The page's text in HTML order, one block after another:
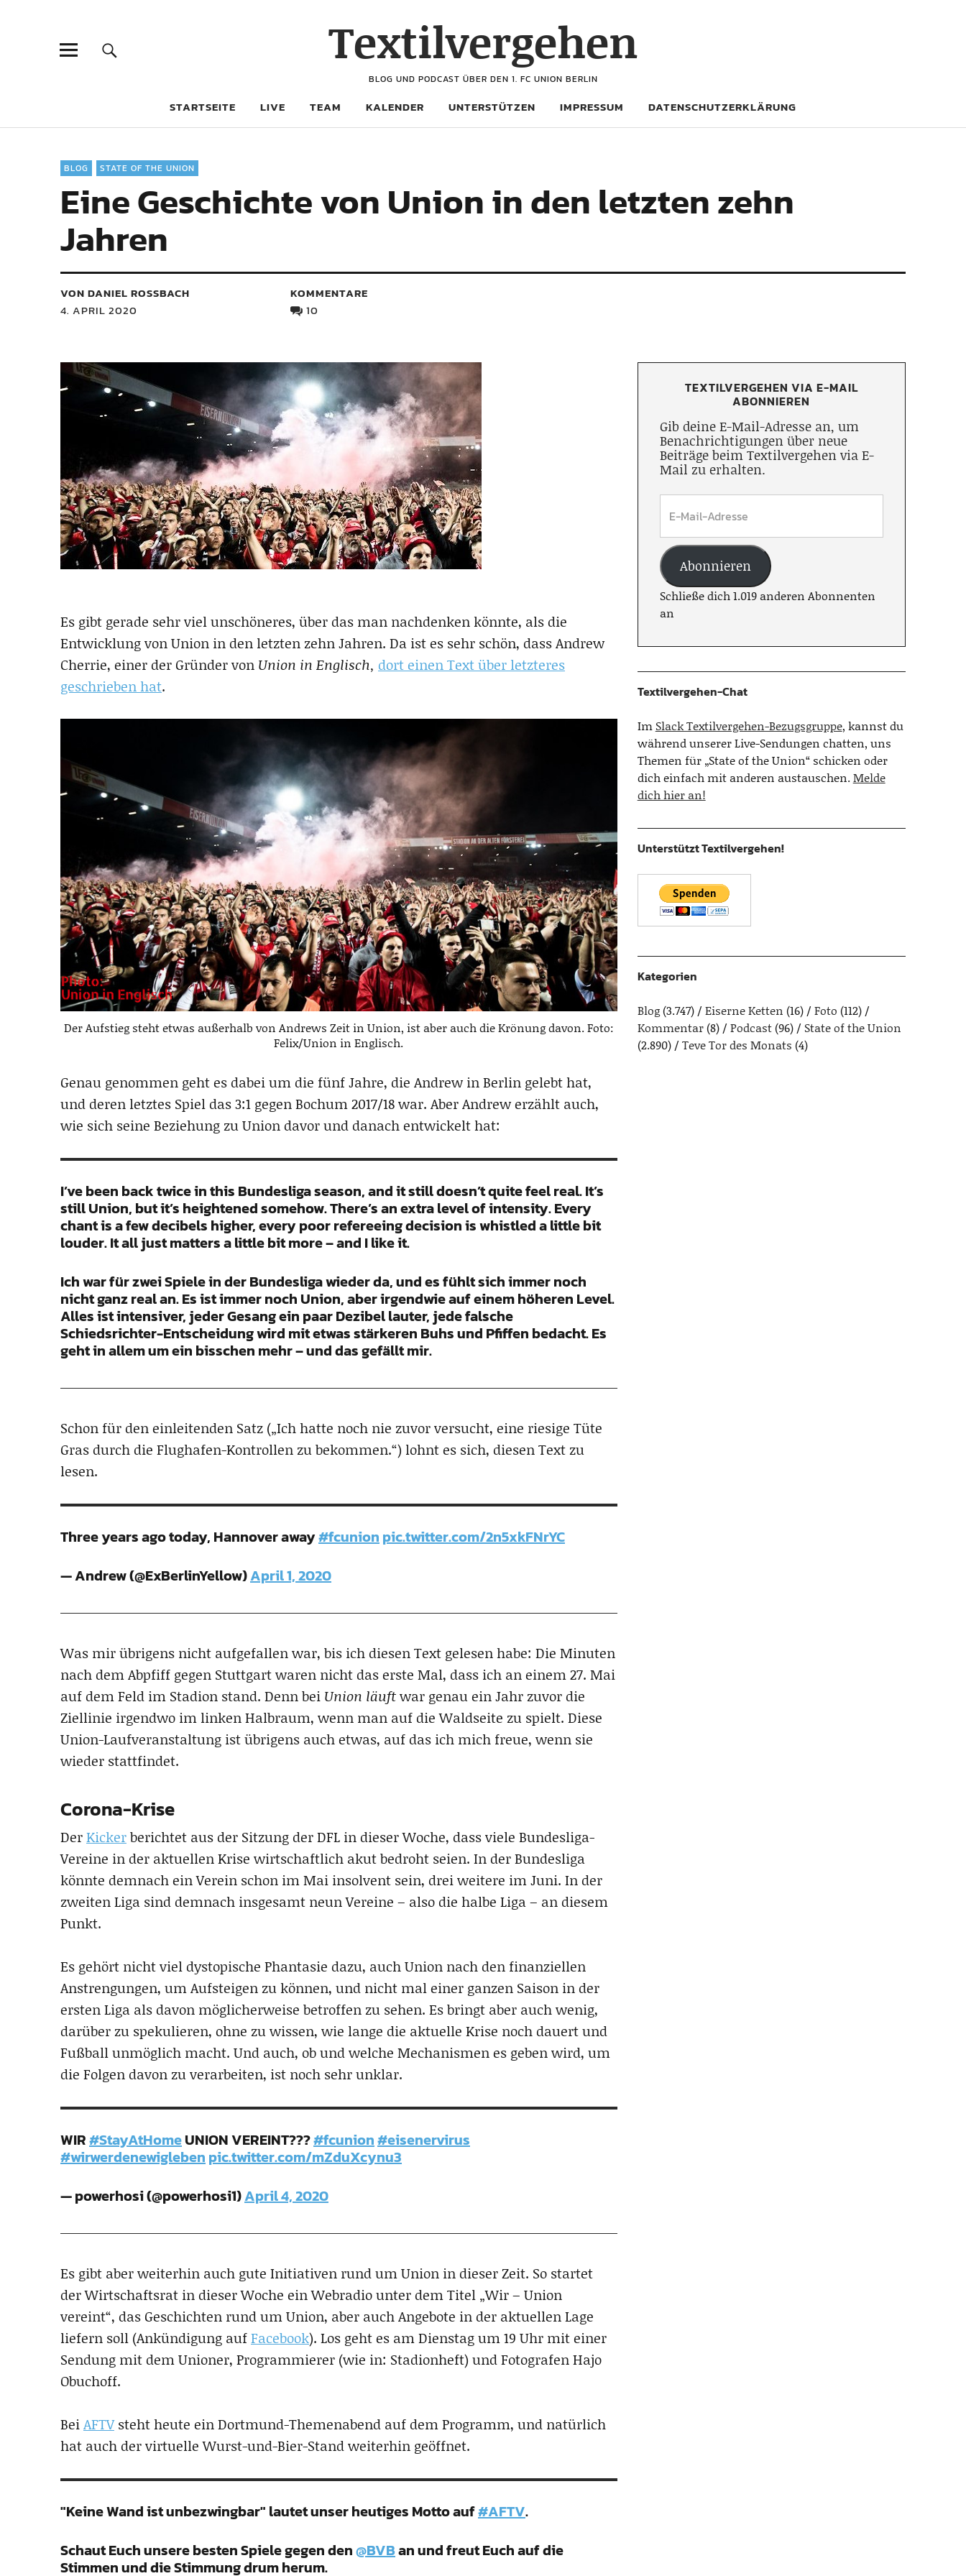
Textilvergehen
BLOG UND PODCAST ÜBER DEN 1. FC UNION BERLIN
STARTSEITE LIVE TEAM KALENDER UNTERSTÜTZEN IMPRESSUM DATENSCHUTZERKLÄRUNG
BLOG STATE OF THE UNION
Eine Geschichte von Union in den letzten zehn
Jahren
VON DANIEL ROSSBACH
4. APRIL 2020
KOMMENTARE
10
Es gibt gerade sehr viel unschöneres, über das man nachdenken könnte, als die
Entwicklung von Union in den letzten zehn Jahren. Da ist es sehr schön, dass Andrew
Cherrie, einer der Gründer von Union in Englisch, dort einen Text über letzteres
geschrieben hat.
Der Aufstieg steht etwas außerhalb von Andrews Zeit in Union, ist aber auch die Krönung davon. Foto:
Felix/Union in Englisch.
Genau genommen geht es dabei um die fünf Jahre, die Andrew in Berlin gelebt hat,
und deren letztes Spiel das 3:1 gegen Bochum 2017/18 war. Aber Andrew erzählt auch,
wie sich seine Beziehung zu Union davor und danach entwickelt hat:
I’ve been back twice in this Bundesliga season, and it still doesn’t quite feel real. It’s
still Union, but it’s heightened somehow. There’s an extra level of intensity. Every
chant is a few decibels higher, every poor refereeing decision is whistled a little bit
louder. It all just matters a little bit more – and I like it.
Ich war für zwei Spiele in der Bundesliga wieder da, und es fühlt sich immer noch
nicht ganz real an. Es ist immer noch Union, aber irgendwie auf einem höheren Level.
Alles ist intensiver, jeder Gesang ein paar Dezibel lauter, jede falsche
Schiedsrichter-Entscheidung wird mit etwas stärkeren Buhs und Pfiffen bedacht. Es
geht in allem um ein bisschen mehr – und das gefällt mir.
Schon für den einleitenden Satz („Ich hatte noch nie zuvor versucht, eine riesige Tüte
Gras durch die Flughafen-Kontrollen zu bekommen.“) lohnt es sich, diesen Text zu
lesen.
Three years ago today, Hannover away#fcunion pic.twitter.com/2n5xkFNrYC
— Andrew (@ExBerlinYellow)April 1, 2020
Was mir übrigens nicht aufgefallen war, bis ich diesen Text gelesen habe: Die Minuten
nach dem Abpfiff gegen Stuttgart waren nicht das erste Mal, dass ich an einem 27. Mai
auf dem Feld im Stadion stand. Denn bei Union läuftwar genau ein Jahr zuvor die
Ziellinie irgendwo im linken Halbraum, wenn man auf die Waldseite zu spielt. Diese
Union-Laufveranstaltung ist übrigens auch etwas, auf das ich mich freue, wenn sie
wieder stattfindet.
Corona-Krise
DerKickerberichtet aus der Sitzung der DFL in dieser Woche, dass viele Bundesliga-
Vereine in der aktuellen Krise wirtschaftlich akut bedroht seien. In der Bundesliga
könnte demnach ein Verein schon im Mai insolvent sein, drei weitere im Juni. In der
zweiten Liga sind demnach insgesamt neun Vereine – also die halbe Liga – an diesem
Punkt.
Es gehört nicht viel dystopische Phantasie dazu, auch Union nach den finanziellen
Anstrengungen, um Aufsteigen zu können, und nicht mal einer ganzen Saison in der
ersten Liga als davon möglicherweise betroffen zu sehen. Es bringt aber auch wenig,
darüber zu spekulieren, ohne zu wissen, wie lange die aktuelle Krise noch dauert und
Fußball unmöglich macht. Und auch, ob und welche Mechanismen es geben wird, um
die Folgen davon zu verarbeiten, ist noch sehr unklar.
WIR#StayAtHomeUNION VEREINT???#fcunion#eisenervirus
#wirwerdenewigleben pic.twitter.com/mZduXcynu3
— powerhosi (@powerhosi1)April 4, 2020
Es gibt aber weiterhin auch gute Initiativen rund um Union in dieser Zeit. So startet
der Wirtschaftsrat in dieser Woche ein Webradio unter dem Titel „Wir – Union
vereint“, das Geschichten rund um Union, aber auch Angebote in der aktuellen Lage
liefern soll (Ankündigung aufFacebook). Los geht es am Dienstag um 19 Uhr mit einer
Sendung mit dem Unioner, Programmierer (wie in: Stadionheft) und Fotografen Hajo
Obuchoff.
BeiAFTVsteht heute ein Dortmund-Themenabend auf dem Programm, und natürlich
hat auch der virtuelle Wurst-und-Bier-Stand weiterhin geöffnet.
"Keine Wand ist unbezwingbar" lautet unser heutiges Motto auf#AFTV.
Schaut Euch unsere besten Spiele gegen den@BVBan und freut Euch auf die
Stimmen und die Stimmung drum herum.
TEXTILVERGEHEN VIA E-MAIL
ABONNIEREN
Gib deine E-Mail-Adresse an, um
Benachrichtigungen über neue
Beiträge beim Textilvergehen via E-
Mail zu erhalten.
Abonnieren
Schließe dich 1.019 anderen Abonnenten
an
Textilvergehen-Chat
Im Slack Textilvergehen-Bezugsgruppe, kannst du
während unserer Live-Sendungen chatten, uns
Themen für „State of the Union“ schicken oder
dich einfach mit anderen austauschen.Melde
dich hier an!
Unterstützt Textilvergehen!
Kategorien
Blog(3.747) Eiserne Ketten (16) Foto (112)
Kommentar(8) Podcast(96)
State of the Union
(2.890)
Teve Tor des Monats (4)